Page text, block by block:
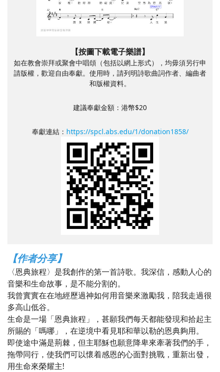
【按圖下載電子樂譜】
如在教會崇拜或聚會中唱頌（包括以網上形式），均毋須另行申
請版權，歡迎自由奉獻。使用時，請列明詩歌曲詞作者、編曲者
和版權資料。
建議奉獻金額：港幣$20
奉獻連結： https://spcl.abs.edu/1/donation1858/
【作者分享】
〈恩典旅程〉是我創作的第一首詩歌。我深信，感動人心的
音樂和生命故事，是不能分割的。
我曾實實在在地經歷過神如何用音樂來激勵我，陪我走過很
多高山低谷。
生命是一場「恩典旅程」，甚願我們每天都能發現和拾起主
所賜的「嗎哪」，在逆境中看見耶和華以勒的恩典夠用。
即使途中滿是荊棘，但主耶穌也願意降卑來牽著我們的手，
拖帶同行，使我們可以懷着感恩的心面對挑戰，重新出發，
用生命來榮耀主!